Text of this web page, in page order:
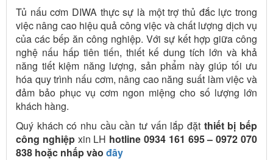
Tủ nấu cơm DIWA thực sự là một trợ thủ đắc lực trong
việc nâng cao hiệu quả công việc và chất lượng dịch vụ
của các bếp ăn công nghiệp. Với sự kết hợp giữa công
nghệ nấu hấp tiên tiến, thiết kế dung tích lớn và khả
năng tiết kiệm năng lượng, sản phẩm này giúp tối ưu
hóa quy trình nấu cơm, nâng cao năng suất làm việc và
đảm bảo phục vụ cơm ngon miệng cho số lượng lớn
khách hàng.
Quý khách có nhu cầu cần tư vấn lắp đặt thiết bị bếp
công nghiệp xin LH hotline 0934 161 695 – 0972 070
838 hoặc nhấp vào đây